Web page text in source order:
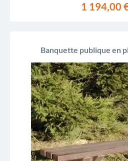
1 194,00
Banquette publique en